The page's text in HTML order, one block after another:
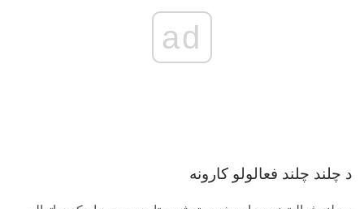
ad
د چلند چلند فعالولو کارونه